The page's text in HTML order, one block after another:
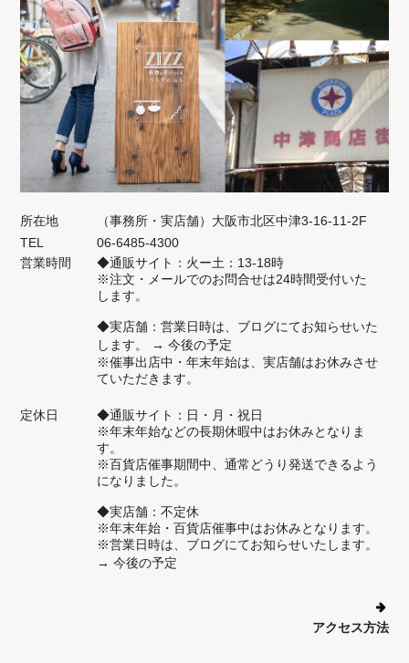
所在地
（事務所・実店舗）大阪市北区中津3-16-11-2F
TEL
06-6485-4300
営業時間
◆通販サイト：火ー土：13-18時
※注文・メールでのお問合せは24時間受付いた
します。
◆実店舗：営業日時は、ブログにてお知らせいた
します。
→ 今後の予定
※催事出店中・年末年始は、実店舗はお休みさせ
ていただきます。
定休日
◆通販サイト：日・月・祝日
※年末年始などの長期休暇中はお休みとなりま
す。
※百貨店催事期間中、通常どうり発送できるよう
になりました。
◆実店舗：不定休
※年末年始・百貨店催事中はお休みとなります。
※営業日時は、ブログにてお知らせいたします。
→ 今後の予定
アクセス方法